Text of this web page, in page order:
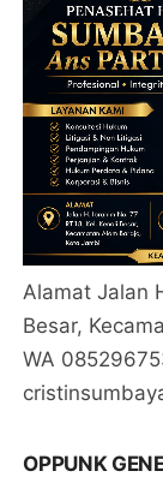
Alamat Jalan
Besar,
WA
OPPUNK